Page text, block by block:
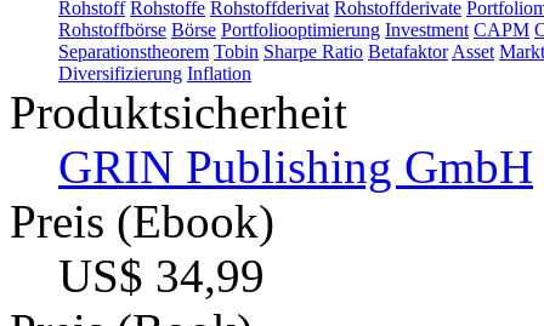
Rohstoff Rohstoffe Rohstoffderivat Rohstoffderivate
Rohstoffbörse Börse Portfoliooptimierung Investment CAPM
Separationstheorem Tobin Sharpe Ratio Betafaktor Asset
Diversifizierung Inflation
Produktsicherheit
GRIN Publishing GmbH
Preis (Ebook)
US$ 34,99